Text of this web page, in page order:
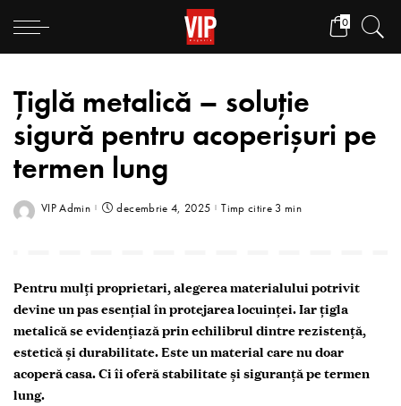
0
Țiglă metalică – soluție
sigură pentru acoperișuri pe
termen lung
VIP Admin decembrie 4, 2025 Timp citire 3 min
Pentru mulți proprietari, alegerea materialului potrivit
devine un pas esențial în protejarea locuinței. Iar țigla
metalică se evidențiază prin echilibrul dintre rezistență,
estetică și durabilitate. Este un material care nu doar
acoperă casa. Ci îi oferă stabilitate și siguranță pe termen
lung.